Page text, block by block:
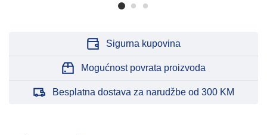
Sigurna kupovina
Mogućnost povrata proizvoda
Besplatna dostava za narudžbe od 300 KM